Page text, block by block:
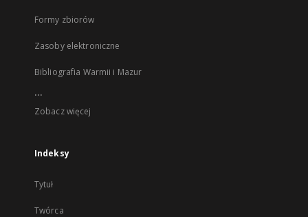
Formy zbiorów
Zasoby elektroniczne
Bibliografia Warmii i Mazur
...
Zobacz więcej
Indeksy
Tytuł
Twórca